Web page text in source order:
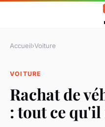
Accueil›Voiture
VOITURE
Rachat de
: tout ce